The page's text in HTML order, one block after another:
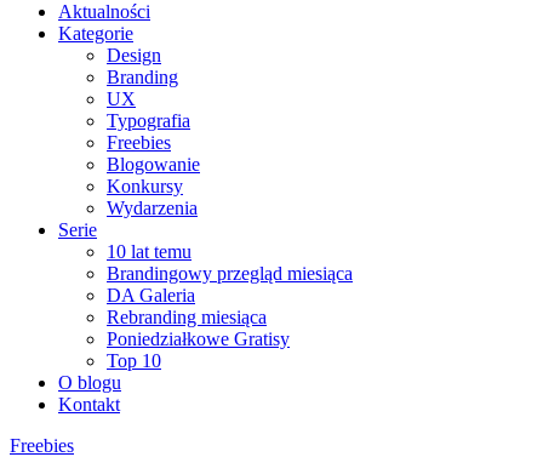
Aktualności
Kategorie
Design
Branding
UX
Typografia
Freebies
Blogowanie
Konkursy
Wydarzenia
Serie
10 lat temu
Brandingowy przegląd miesiąca
DA Galeria
Rebranding miesiąca
Poniedziałkowe Gratisy
Top 10
O blogu
Kontakt
Freebies